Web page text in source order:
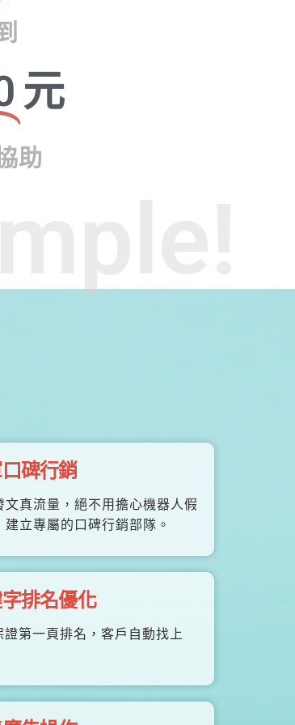
元
助
碑行銷
文真流量，絕不用擔心機器人假
建立專屬的口碑行銷部隊。
排名優化
證第一頁排名，客戶自動找上